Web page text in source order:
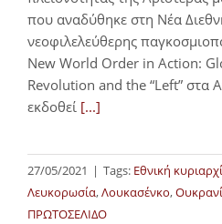
που αναδύθηκε στη Νέα
νεοφιλελεύθερης
New World Order in Action:
Revolution and the “Left” στα
εκδοθεί [...]
27/05/2021 | Tags: Εθνική
Λευκορωσία,Λουκασένκο,
ΠΡΩΤΟΣΕΛΙΔΟ